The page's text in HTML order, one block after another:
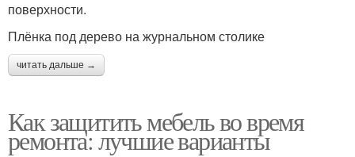
поверхности.
Плёнка под дерево на журнальном столике
читать дальше →
Как защитить мебель во время
ремонта: лучшие варианты